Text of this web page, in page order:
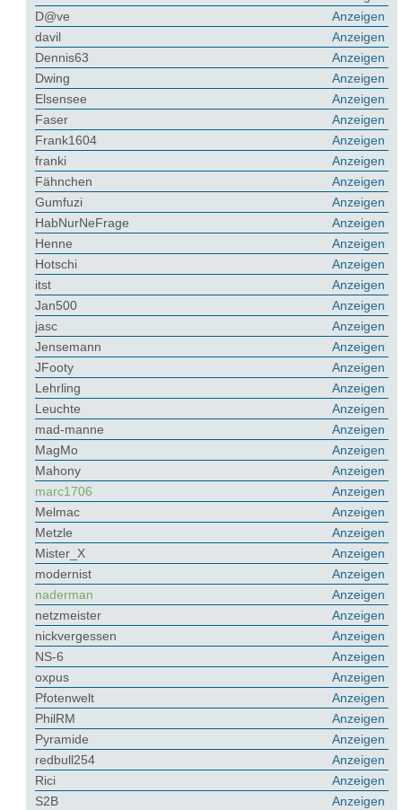
Anzeigen
D@ve
Anzeigen
davil
Anzeigen
Dennis63
Anzeigen
Dwing
Anzeigen
Elsensee
Anzeigen
Faser
Anzeigen
Frank1604
Anzeigen
franki
Anzeigen
Fähnchen
Anzeigen
Gumfuzi
Anzeigen
HabNurNeFrage
Anzeigen
Henne
Anzeigen
Hotschi
Anzeigen
itst
Anzeigen
Jan500
Anzeigen
jasc
Anzeigen
Jensemann
Anzeigen
JFooty
Anzeigen
Lehrling
Anzeigen
Leuchte
Anzeigen
mad-manne
Anzeigen
MagMo
Anzeigen
Mahony
Anzeigen
marc1706
Anzeigen
Melmac
Anzeigen
Metzle
Anzeigen
Mister_X
Anzeigen
modernist
Anzeigen
naderman
Anzeigen
netzmeister
Anzeigen
nickvergessen
Anzeigen
NS-6
Anzeigen
oxpus
Anzeigen
Pfotenwelt
Anzeigen
PhilRM
Anzeigen
Pyramide
Anzeigen
redbull254
Anzeigen
Rici
Anzeigen
S2B